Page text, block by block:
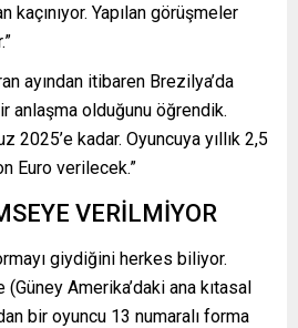
kaçınıyor. Yapılan görüşmeler
ayından itibaren Brezilya’da
anlaşma olduğunu öğrendik.
2025’e kadar. Oyuncuya yıllık 2,5
Euro verilecek.”
VERİLMİYOR
giydiğini herkes biliyor.
Amerika’daki ana kıtasal
bir oyuncu 13 numaralı forma